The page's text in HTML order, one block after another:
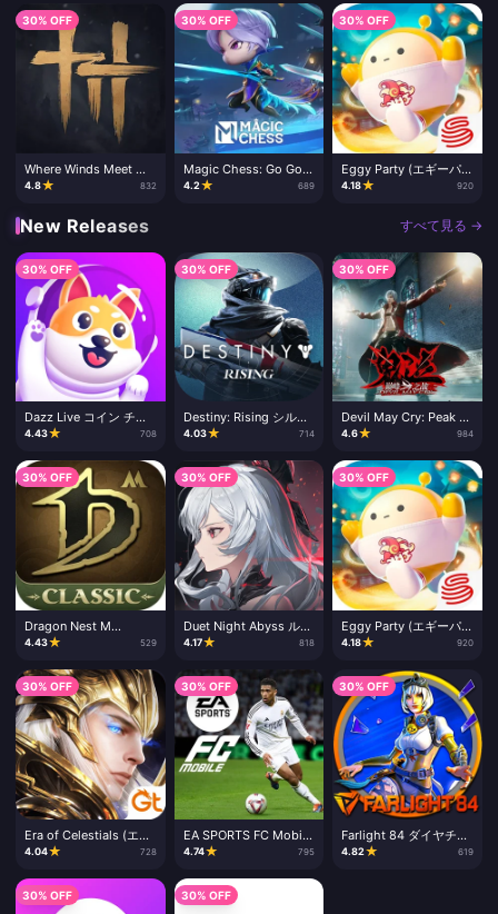
30% OFF
Where Winds Meet チ
ャージ
4.8★ 832
30% OFF
Magic Chess: Go Go
ダイヤチャージ
4.2★ 689
30% OFF
Eggy Party (エギーパ
ーティー) チャージ
4.18★ 920
New Releases すべて見る →
30% OFF
Dazz Live コイン チャ
ージ
4.43★ 708
30% OFF
Destiny: Rising シルバ
ーチャージ
4.03★ 714
30% OFF
Devil May Cry: Peak of
Combat チャージ
4.6★ 984
30% OFF
Dragon Nest M
Classic キャッシュチャ
4.43★ 529
30% OFF
Duet Night Abyss ルナ
クリスタル チャージ
4.17★ 818
30% OFF
Eggy Party (エギーパ
ーティー) チャージ
4.18★ 920
30% OFF
Era of Celestials (エ
ラ・オブ・セレスティ
4.04★ 728
30% OFF
EA SPORTS FC Mobile
チャージ
4.74★ 795
30% OFF
Farlight 84 ダイヤチャ
ージ
4.82★ 619
30% OFF 30% OFF